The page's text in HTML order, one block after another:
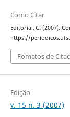
Como Citar
Editorial, C. (2007).
https://
Fomatos de
Edição
v. 15 n. 3 (2007)